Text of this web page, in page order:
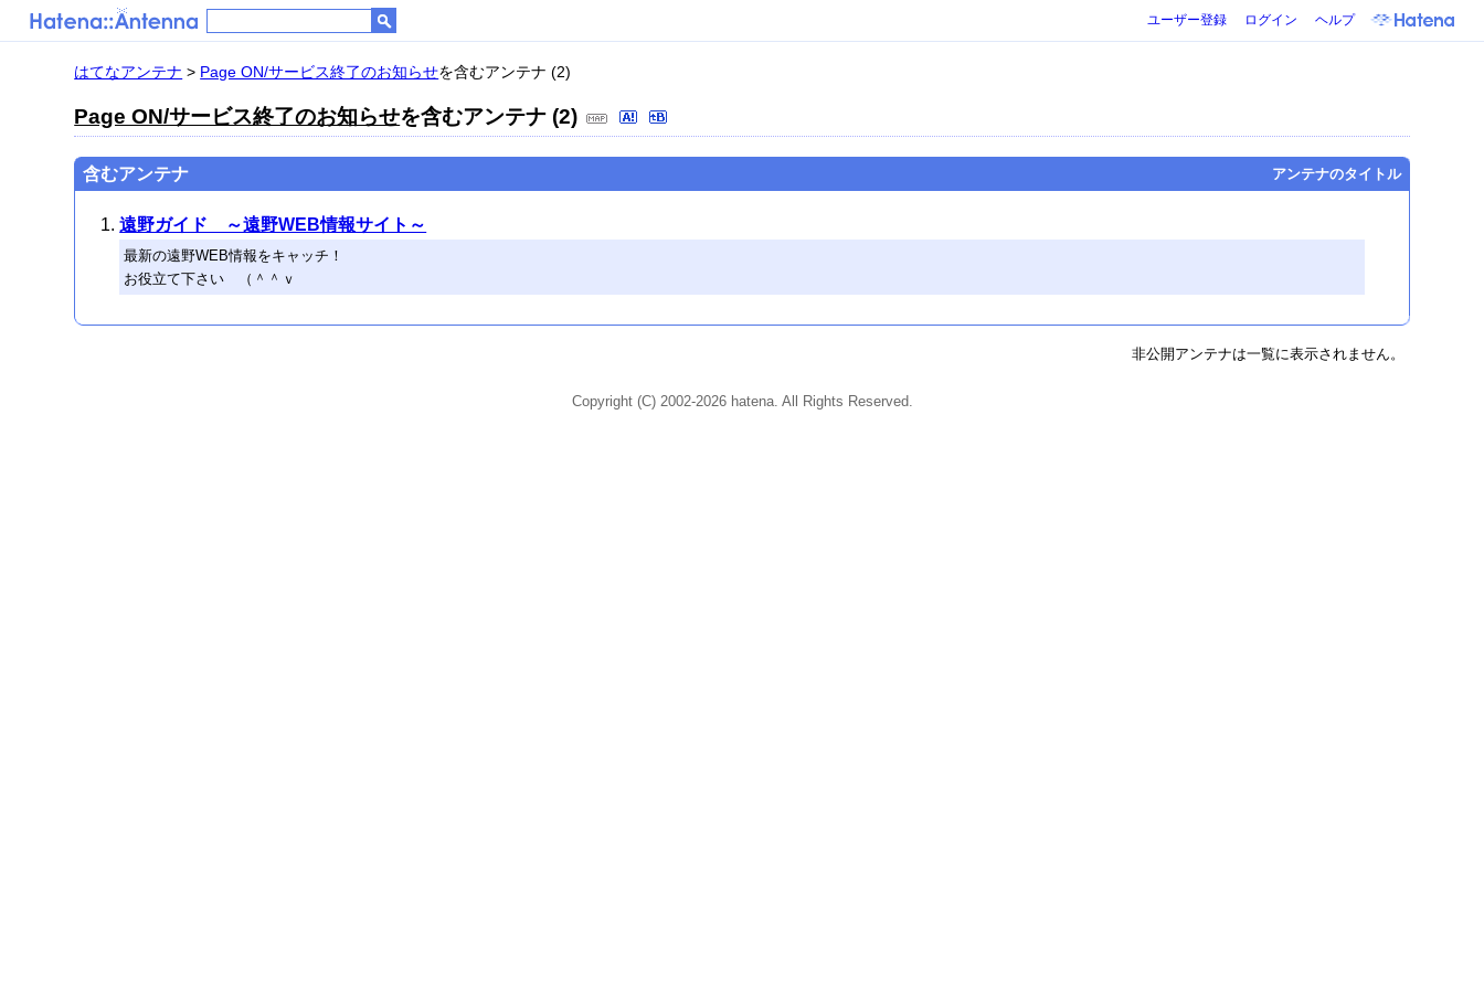
ユーザー登録 ログイン ヘルプ
はてなアンテナ > Page ON/サービス終了のお知らせを含むアンテナ (2)
Page ON/サービス終了のお知らせを含むアンテナ (2)
含むアンテナ アンテナのタイトル
遠野ガイド ～遠野WEB情報サイト～
最新の遠野WEB情報をキャッチ！
お役立て下さい （＾＾ｖ
非公開アンテナは一覧に表示されません。
Copyright (C) 2002-2026 hatena. All Rights Reserved.